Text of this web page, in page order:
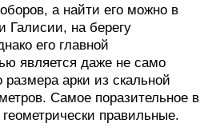
а найти его можно в
Галисии, на берегу
его главной
является даже не само
размера арки из скальной
Самое поразительное в
правильные.